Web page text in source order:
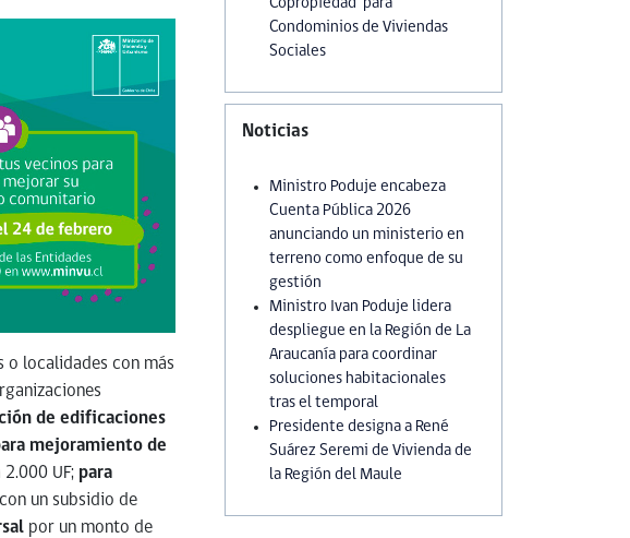
o localidades con más
de edificaciones
mejoramiento de
UF; para
con un subsidio de
por un monto de
Copropiedad para
Condominios de Viviendas
Sociales
Noticias
Ministro Poduje encabeza
Cuenta Pública 2026
anunciando un ministerio en
terreno como enfoque de su
gestión
Ministro Ivan Poduje lidera
despliegue en la Región de La
Araucanía para coordinar
soluciones habitacionales
tras el temporal
Presidente designa a René
Suárez Seremi de Vivienda de
la Región del Maule